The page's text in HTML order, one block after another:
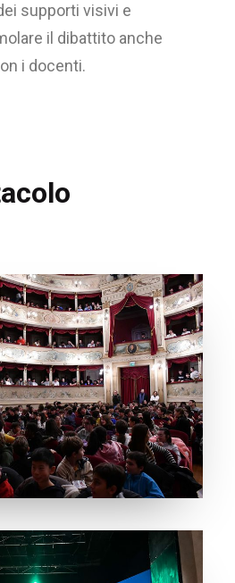
supporti visivi e
il dibattito anche
i docenti.